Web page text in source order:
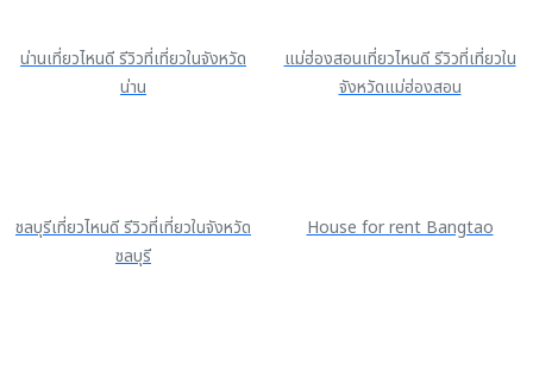
น่านเที่ยวไหนดี รีวิวที่เที่ยวในจังหวัด
น่าน
แม่ฮ่องสอนเที่ยวไหนดี รีวิวที่เที่ยวใน
จังหวัดแม่ฮ่องสอน
ชลบุรีเที่ยวไหนดี รีวิวที่เที่ยวในจังหวัด
ชลบุรี
House for rent Bangtao